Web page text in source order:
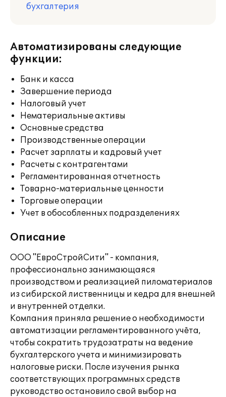
бухгалтерия
Автоматизированы следующие
функции:
Банк и касса
Завершение периода
Налоговый учет
Нематериальные активы
Основные средства
Производственные операции
Расчет зарплаты и кадровый учет
Расчеты с контрагентами
Регламентированная отчетность
Товарно-материальные ценности
Торговые операции
Учет в обособленных подразделениях
Описание
ООО "ЕвроСтройСити" - компания,
профессионально занимающаяся
производством и реализацией пиломатериалов
из сибирской лиственницы и кедра для внешней
и внутренней отделки.
Компания приняла решение о необходимости
автоматизации регламентированного учёта,
чтобы сократить трудозатраты на ведение
бухгалтерского учета и минимизировать
налоговые риски. После изучения рынка
соответствующих программных средств
руководство остановило свой выбор на